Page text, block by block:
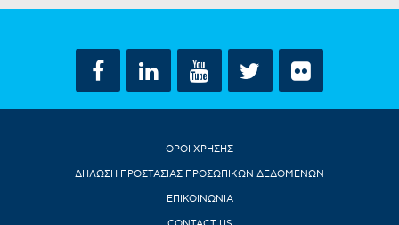
ΟΡΟΙ ΧΡΗΣΗΣ
ΔΗΛΩΣΗ ΠΡΟΣΤΑΣΙΑΣ ΠΡΟΣΩΠΙΚΩΝ ΔΕΔΟΜΕΝΩΝ
ΕΠΙΚΟΙΝΩΝΙΑ